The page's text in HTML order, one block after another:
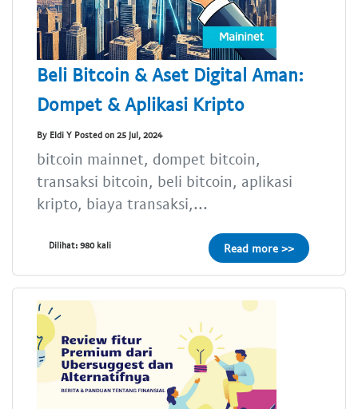
Beli Bitcoin & Aset Digital Aman:
Dompet & Aplikasi Kripto
By Eldi Y Posted on 25 Jul, 2024
bitcoin mainnet, dompet bitcoin,
transaksi bitcoin, beli bitcoin, aplikasi
kripto, biaya transaksi,...
Dilihat: 980 kali Read more >>